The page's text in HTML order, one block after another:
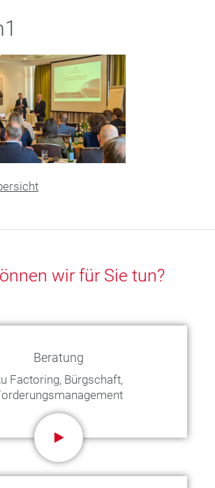
wir für Sie tun?
Beratung
Factoring, Bürgschaft,